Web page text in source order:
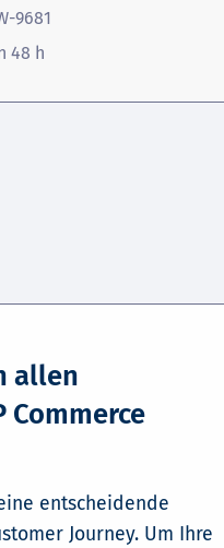
9681
48 h
allen
Commerce
entscheidende
Journey. Um Ihre